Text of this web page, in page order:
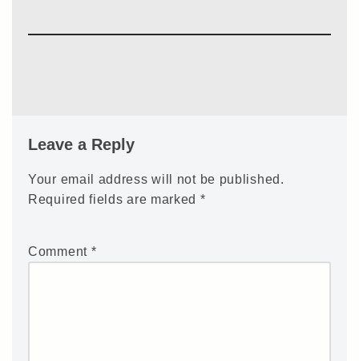
Leave a Reply
Your email address will not be published.
Required fields are marked *
Comment *